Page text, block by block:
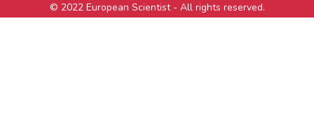
© 2022 European Scientist - All rights reserved.